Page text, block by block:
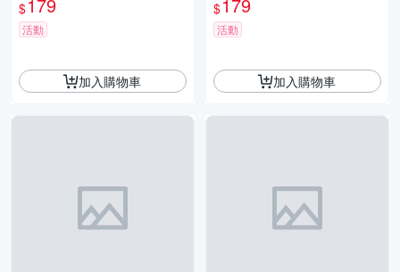
親膚層
$
活動
加入購物車
親膚層
$
活動
加入購物車